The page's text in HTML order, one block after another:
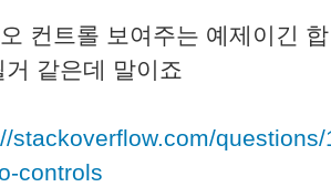
컨트롤 보여주는 예제이긴
거 같은데 말이죠
stackoverflow.com/
controls